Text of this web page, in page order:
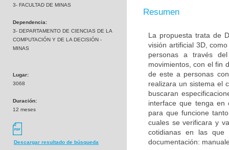
3- FACULTAD DE MINAS
Dependencia:
3- DEPARTAMENTO DE CIENCIAS DE LA
COMPUTACIÓN Y DE LA DECISIÓN -
MINAS
Lugar:
3068
Duración:
12 meses
Descargar resultado de búsqueda
Resumen
La propuesta trata de
visión artificial 3D,
personas a través
movimientos, con el fin
de este a personas
realizara un sistema el
buscaran
interface que tenga en
para que funcione
cuales se verificara y
cotidianas en las que
documentación: